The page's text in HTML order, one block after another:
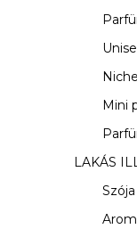
n
Mini
LAKÁS